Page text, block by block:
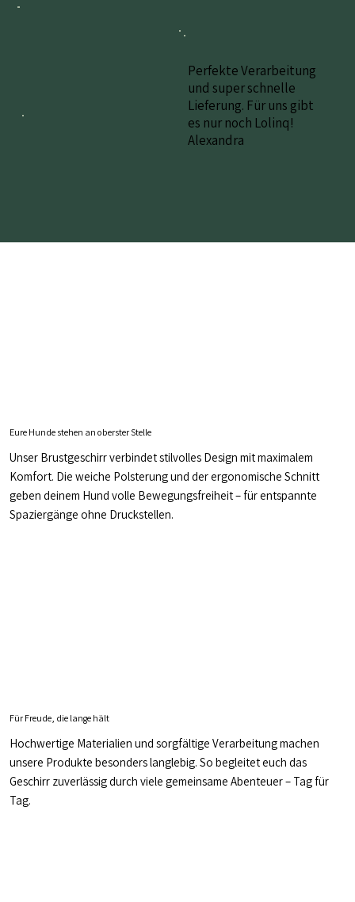
Perfekte Verarbeitung
und super schnelle
Lieferung. Für uns gibt
es nur noch Lolinq!
Alexandra
Eure Hunde stehen an oberster Stelle
Unser Brustgeschirr verbindet stilvolles Design mit maximalem
Komfort. Die weiche Polsterung und der ergonomische Schnitt
geben deinem Hund volle Bewegungsfreiheit – für entspannte
Spaziergänge ohne Druckstellen.
Für Freude, die lange hält
Hochwertige Materialien und sorgfältige Verarbeitung machen
unsere Produkte besonders langlebig. So begleitet euch das
Geschirr zuverlässig durch viele gemeinsame Abenteuer – Tag für
Tag.